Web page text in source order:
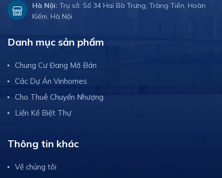
Hà Nội: Trụ sở: Số 34 Hai Bà Trưng, Tràng Tiền, Hoàn
Kiếm, Hà Nội
Danh mục sản phẩm
Chung Cư Đang Mở Bán
Các Dự Án Vinhomes
Cho Thuê Chuyển Nhượng
Liền Kề Biệt Thự
Thông tin khác
Về chúng tôi